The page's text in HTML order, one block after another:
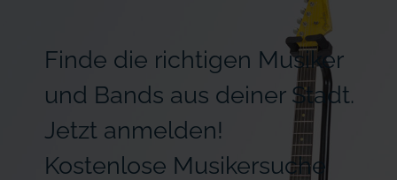
Finde die richtigen Musiker
und Bands aus deiner Stadt.
Jetzt anmelden!
Kostenlose Musikersuche